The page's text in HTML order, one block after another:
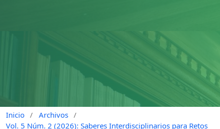
Inicio / Archivos /
Vol. 5 Núm. 2 (2026): Saberes Interdisciplinarios para Retos